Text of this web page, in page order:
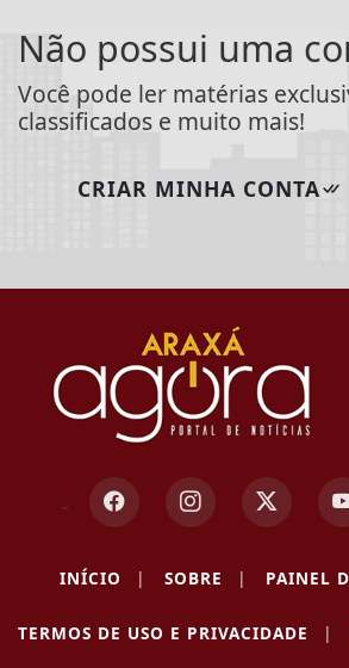
Não possui uma
Você pode ler matérias
classificados e muito mais!
CRIAR MINHA CONTA
INÍCIO | SOBRE | PAINEL
TERMOS DE USO E PRIVACIDADE |